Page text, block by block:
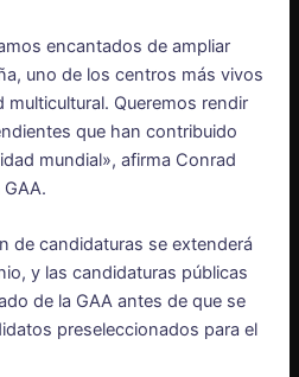
encantados de ampliar
uno de los centros más vivos
multicultural. Queremos rendir
que han contribuido
mundial», afirma Conrad
de candidaturas se extenderá
y las candidaturas públicas
de la GAA antes de que se
preseleccionados para el